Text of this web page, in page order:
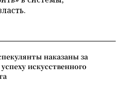
наказаны за
искусственного